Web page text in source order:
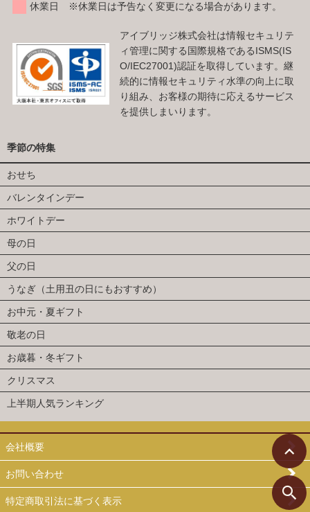
休業日 ※休業日は予告なく変更になる場合があります。
アイブリッジ株式会社は情報セキュリテ
ィ管理に関する国際規格であるISMS(IS
O/IEC27001)認証を取得しています。継
続的に情報セキュリティ水準の向上に取
り組み、お客様の期待に応えるサービス
を提供しまいります。
季節の特集
おせち
バレンタインデー
ホワイトデー
母の日
父の日
うなぎ（土用丑の日にもおすすめ）
お中元・夏ギフト
敬老の日
お歳暮・冬ギフト
クリスマス
上半期人気ランキング
会社概要
お問い合わせ
特定商取引法に基づく表示